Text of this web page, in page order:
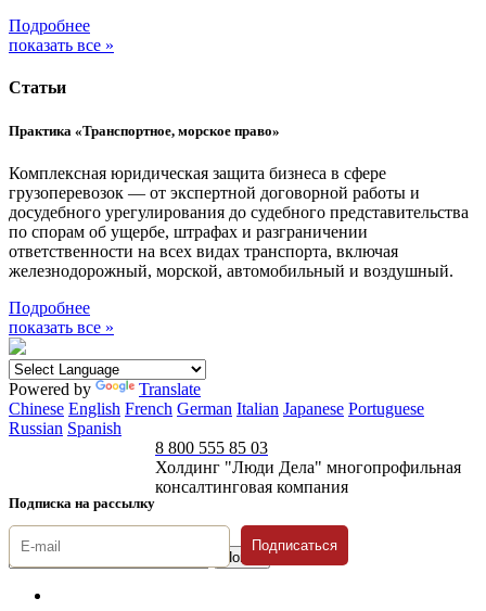
Подробнее
показать все »
Статьи
Практика «Транспортное, морское право»
Комплексная юридическая защита бизнеса в сфере
грузоперевозок — от экспертной договорной работы и
досудебного урегулирования до судебного представительства
по спорам об ущербе, штрафах и разграничении
ответственности на всех видах транспорта, включая
железнодорожный, морской, автомобильный и воздушный.
Подробнее
показать все »
Powered by
Translate
Chinese English French German Italian Japanese Portuguese
Russian Spanish
Подписка на рассылку
8 800 555 85 03
Холдинг "Люди Дела" многопрофильная
консалтинговая компания
Подписаться